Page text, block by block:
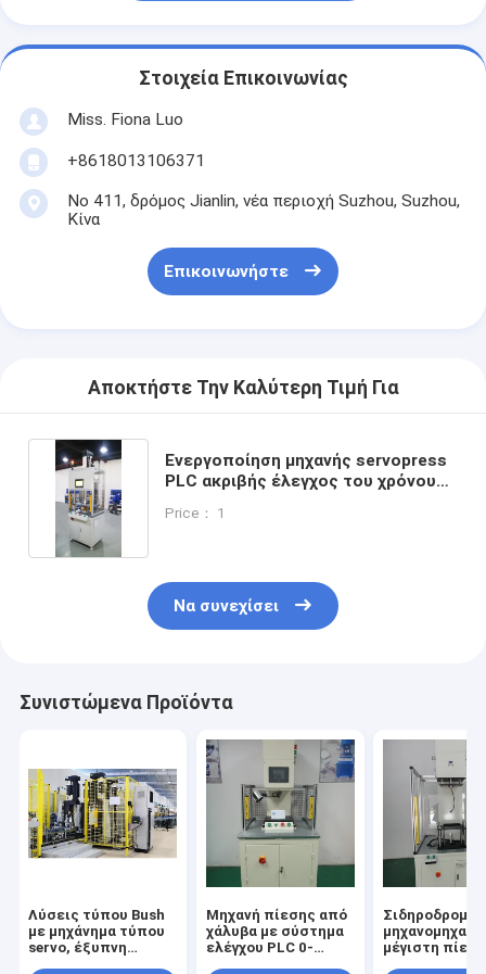
Στοιχεία Επικοινωνίας
Miss. Fiona Luo
+8618013106371
Νο 411, δρόμος Jianlin, νέα περιοχή Suzhou, Suzhou,
Κίνα
Επικοινωνήστε
Αποκτήστε Την Καλύτερη Τιμή Για
Ενεργοποίηση μηχανής servopress
PLC ακριβής έλεγχος του χρόνου
380V/220V 200mm εγκεφαλικό
Price： 1
Να συνεχίσει
Συνιστώμενα Προϊόντα
Λύσεις τύπου Bush
με μηχάνημα τύπου
servo, έξυπνη
Μηχανή πίεσης από
χάλυβα με σύστημα
ελέγχου PLC 0-
μηχανομηχανή
μέγιστη